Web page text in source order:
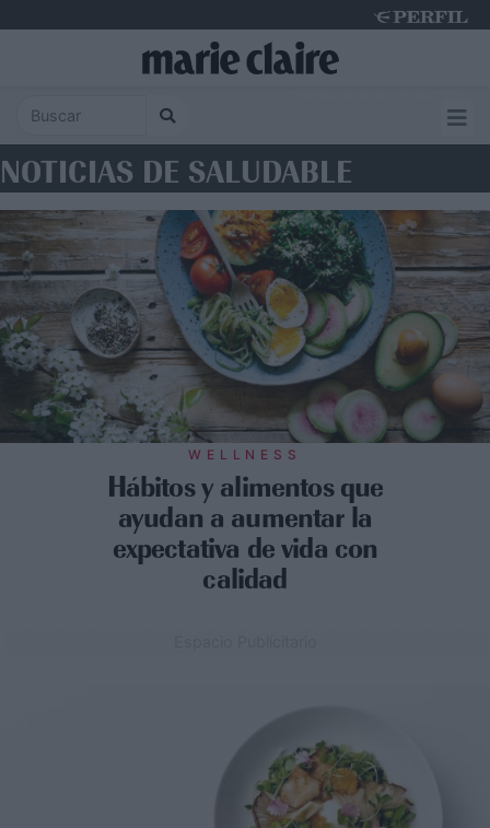
NOTICIAS DE SALUDABLE
WELLNESS
Hábitos y alimentos que
ayudan a aumentar la
expectativa de vida con
calidad